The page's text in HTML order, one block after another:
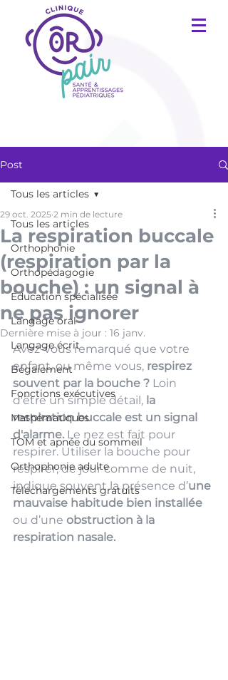
Post
Tous les articles
Orthophonie
Orthopédagogie
Éducation spécialisée
Langage oral
Langage écrit
Bégaiement
Fonctions exécutives
Mathématiques
TOM et apnée du sommeil
Orthophonie adulte
Téléchargements gratuits
Tous les articles
La respiration buccale
(respiration par la
bouche) : un signal à
ne pas ignorer
29 oct. 2025 2 min de lecture
Dernière mise à jour : 16 janv.
Avez-vous remarqué que votre
enfant, ou même vous, respirez
souvent par la bouche ? Loin
d'être un simple détail, la
respiration buccale est un signal
d'alarme. Le nez est fait pour
respirer. Utiliser la bouche pour
respirer, de jour comme de nuit,
indique souvent la présence d’une
mauvaise habitude bien installée
ou d’une obstruction à la
respiration nasale.